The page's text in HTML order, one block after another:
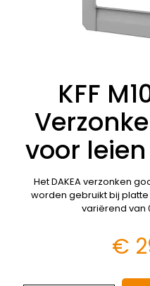
KFF
voor leien
Het DAKEA verzonken
worden gebruikt bij
variërend van
€